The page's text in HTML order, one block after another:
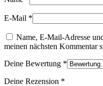
E-Mail *
Name, E-Mail-Adresse
meinen nächsten Kommentar
Deine Bewertung *
Deine Rezension *